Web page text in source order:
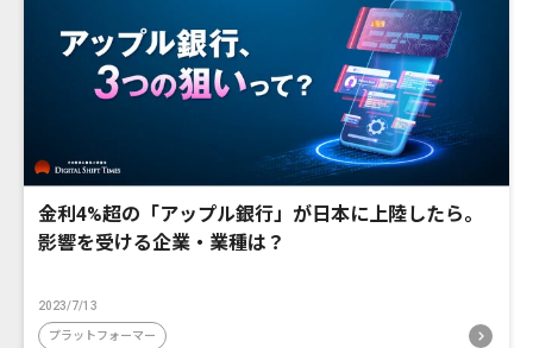
金利4%超の「アップル銀行」が日本に上陸したら。
影響を受ける企業・業種は？
2023/7/13
プラットフォーマー